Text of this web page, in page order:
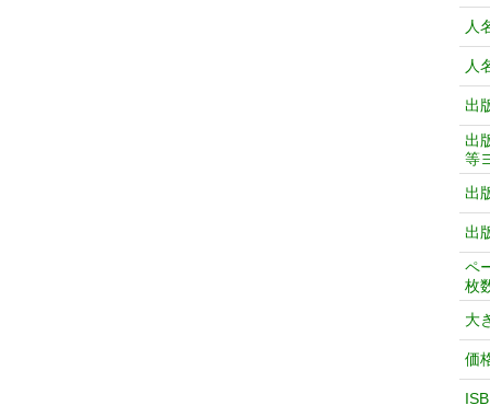
人
人
出
出
等
出
出
ペ
枚
大
価